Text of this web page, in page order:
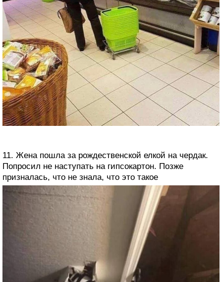
11. Жена пошла за рождественской елкой на чердак.
Попросил не наступать на гипсокартон. Позже
призналась, что не знала, что это такое